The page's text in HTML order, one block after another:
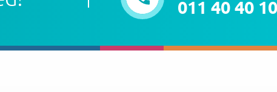
011 40 40